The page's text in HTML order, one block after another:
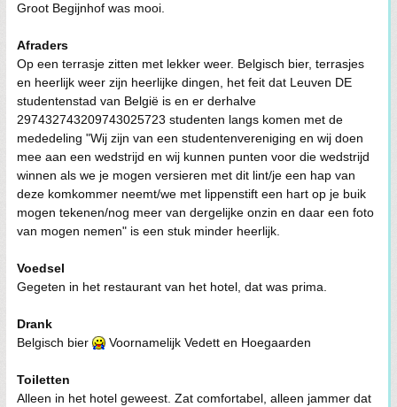
Groot Begijnhof was mooi.
Afraders
Op een terrasje zitten met lekker weer. Belgisch bier, terrasjes
en heerlijk weer zijn heerlijke dingen, het feit dat Leuven DE
studentenstad van België is en er derhalve
297432743209743025723 studenten langs komen met de
mededeling "Wij zijn van een studentenvereniging en wij doen
mee aan een wedstrijd en wij kunnen punten voor die wedstrijd
winnen als we je mogen versieren met dit lint/je een hap van
deze komkommer neemt/we met lippenstift een hart op je buik
mogen tekenen/nog meer van dergelijke onzin en daar een foto
van mogen nemen" is een stuk minder heerlijk.
Voedsel
Gegeten in het restaurant van het hotel, dat was prima.
Drank
Belgisch bier
Voornamelijk Vedett en Hoegaarden
Toiletten
Alleen in het hotel geweest. Zat comfortabel, alleen jammer dat